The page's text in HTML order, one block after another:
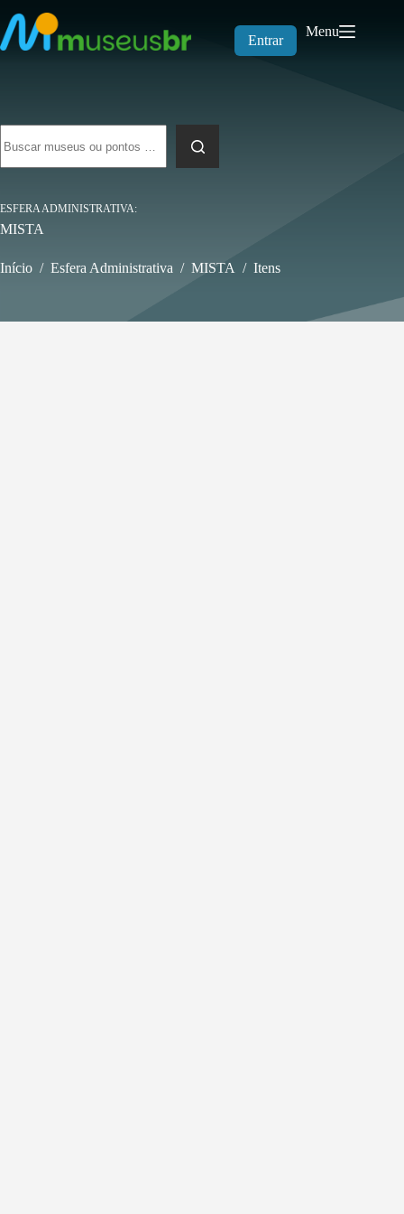
para
o
conteúdo
Entrar
Menu
resultados
ESFERA ADMINISTRATIVA
MISTA
Início / Esfera Administrativa / MISTA / Itens